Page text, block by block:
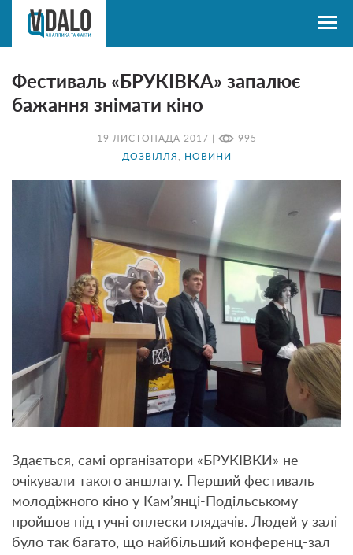
19 ЛИСТОПАДА 2017 | 995
ДОЗВІЛЛЯ НОВИНИ
Фестиваль «БРУКІВКА» запалює
бажання знімати кіно
Здається, самі організатори «БРУКІВКИ» не
очікували такого аншлагу. Перший фестиваль
молодіжного кіно у Кам’янці-Подільському
пройшов під гучні оплески глядачів. Людей у залі
було так багато, що найбільший конференц-зал